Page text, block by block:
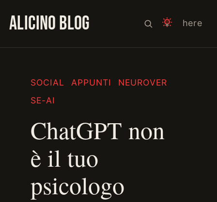
ALICINO BLOG here
SOCIAL APPUNTI
NEUROVER
SE-AI
ChatGPT non
è il tuo
psicologo